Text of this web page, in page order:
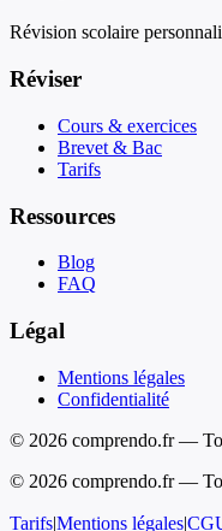
Révision scolaire
Réviser
Cours & exercices
Brevet & Bac
Tarifs
Ressources
Blog
FAQ
Légal
Mentions légales
Confidentialité
© 2026 comprendo.fr —
© 2026 comprendo.fr —
Tarifs|Mentions légales|